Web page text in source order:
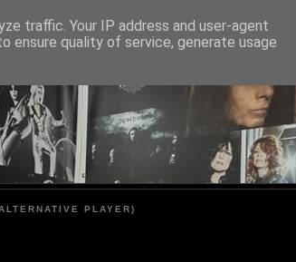
CITY
PLAYER)
traffic. Your IP address and user-agent
ensure quality of service, generate usage